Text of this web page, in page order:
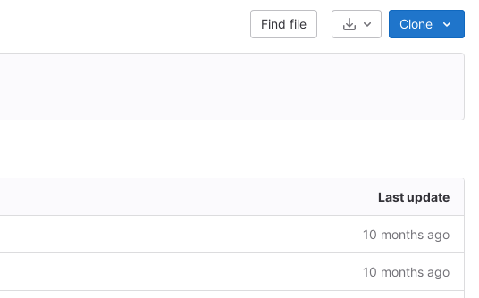
Find file Select Archive Format
Clone
Last update
10 months ago
10 months ago